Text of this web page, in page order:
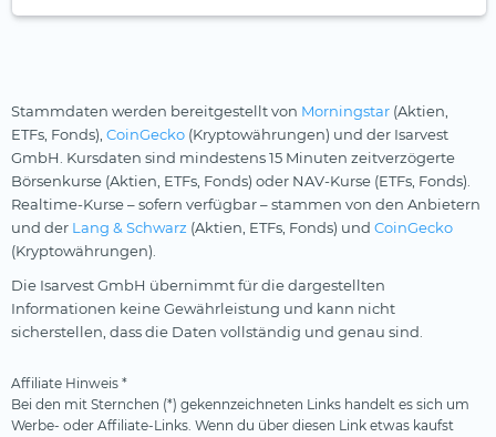
Stammdaten werden bereitgestellt von Morningstar (Aktien,
ETFs, Fonds), CoinGecko (Kryptowährungen) und der Isarvest
GmbH. Kursdaten sind mindestens 15 Minuten zeitverzögerte
Börsenkurse (Aktien, ETFs, Fonds) oder NAV-Kurse (ETFs, Fonds).
Realtime-Kurse – sofern verfügbar – stammen von den Anbietern
und der Lang & Schwarz (Aktien, ETFs, Fonds) und CoinGecko
(Kryptowährungen).
Die Isarvest GmbH übernimmt für die dargestellten
Informationen keine Gewährleistung und kann nicht
sicherstellen, dass die Daten vollständig und genau sind.
Affiliate Hinweis *
Bei den mit Sternchen (*) gekennzeichneten Links handelt es sich um
Werbe- oder Affiliate-Links. Wenn du über diesen Link etwas kaufst